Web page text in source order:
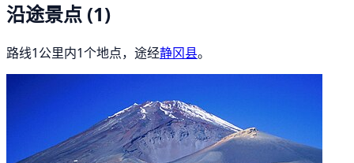
沿途景点 (1)
路线1公里内1个地点，途经静冈县。